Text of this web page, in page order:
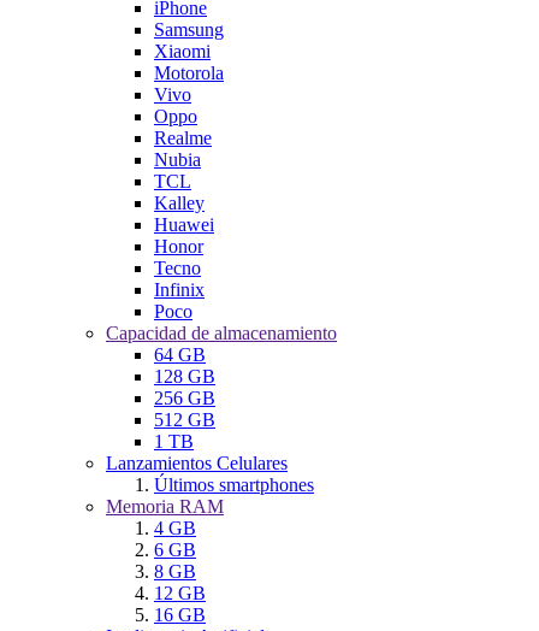
iPhone
Samsung
Xiaomi
Motorola
Vivo
Oppo
Realme
Nubia
TCL
Kalley
Huawei
Honor
Tecno
Infinix
Poco
Capacidad de almacenamiento
64 GB
128 GB
256 GB
512 GB
1 TB
Lanzamientos Celulares
Últimos smartphones
Memoria RAM
4 GB
6 GB
8 GB
12 GB
16 GB